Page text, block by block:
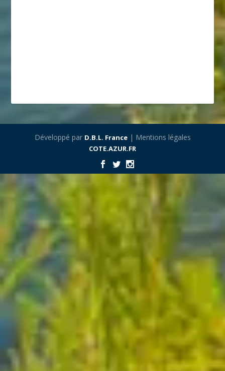
Développé par D.B.L. France| Mentions légales
COTE.AZUR.FR